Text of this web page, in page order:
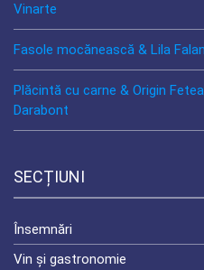
Vinarte
Fasole mocănească & Lila
Plăcintă cu carne & Origin
Darabont
SECȚIUNI
Însemnări
Vin și gastronomie